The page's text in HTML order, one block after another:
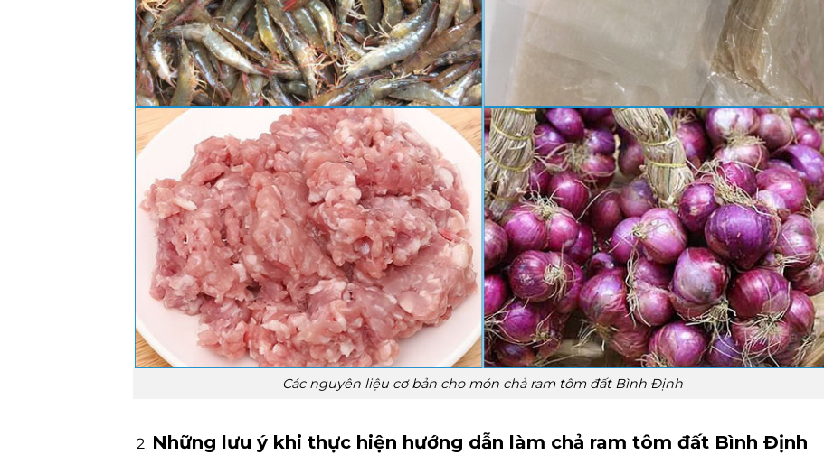
Các nguyên liệu cơ bản cho món chả ram tôm đất Bình Định
Những lưu ý khi thực hiện hướng dẫn làm chả ram tôm đất Bình Định